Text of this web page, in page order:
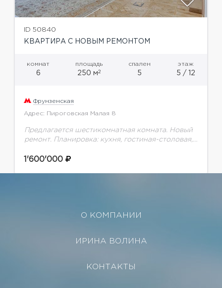
ID 50840
КВАРТИРА С НОВЫМ РЕМОНТОМ
комнат
6
площадь
250 м2
спален
5
этаж
5 / 12
Фрунзенская
Адрес: Пироговская Малая 8
Предлагается шестикомнатная комната. Новый
ремонт. Планировка: кухня, гостиная-столовая,
Презентабельная входная группа. Подземный
1'600'000
О КОМПАНИИ
ИРИНА ВОЛИНА
КОНТАКТЫ